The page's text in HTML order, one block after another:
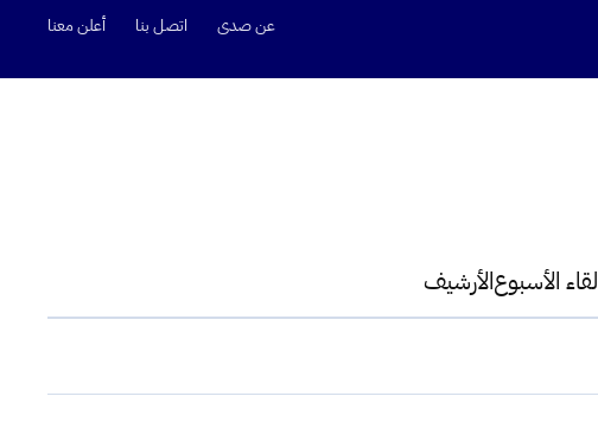
عن صدى اتصل بنا أعلن معنا
لقاء الأسبوعالأرشيف